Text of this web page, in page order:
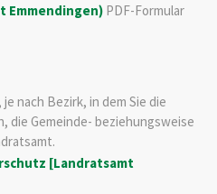
Emmendingen) PDF-Formular
nach Bezirk, in dem Sie die
die Gemeinde- beziehungsweise
[Landratsamt